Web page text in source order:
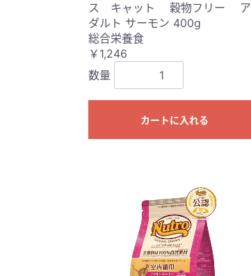
ス キャット 穀物フリー ア
ダルト サーモン 400g
総合栄養食
￥1,246
数量
カートに入れる